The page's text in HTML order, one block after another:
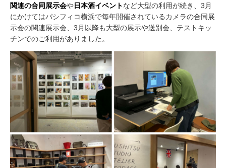
関連の合同展示会や日本酒イベントなど大型の利用が続き、3月
にかけてはパシフィコ横浜で毎年開催されているカメラの合同展
示会の関連展示会、3月以降も大型の展示や送別会、テストキッ
チンでのご利用がありました。
の
ご
依
頼・
お
問
い
合
わ
せ
デ
ィ
ア